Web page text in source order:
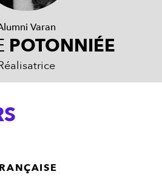
Varan
POTONNIÉE